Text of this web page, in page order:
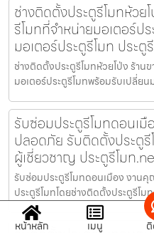
ช่างติดตั้งประตูรีโมทห้วย
รีโมทที่จำหน่ายมอเตอร์ป
มอเตอร์ประตูรีโมท ประตู
ช่างติดตั้งประตูรีโมทห้วยโป่ง ร้าน
มอเตอร์ประตูรีโมทพร้อมรับเปลี่ยน
รับซ่อมประตูรีโมทดอนเ
ปลอดภัย รับติดตั้งประตูรี
ผู้เชี่ยวชาญ ประตูรีโมท
รับซ่อมประตูรีโมทดอนเมือง งาน
ประตูรีโมทโดยช่างติดตั้งประตูรีโม
หน้าหลัก เมนู